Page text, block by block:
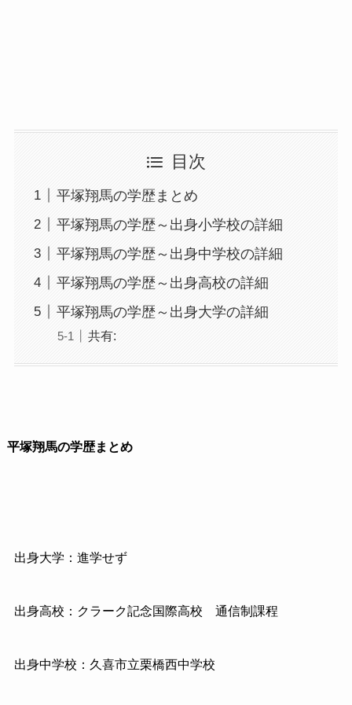
目次
平塚翔馬の学歴まとめ
平塚翔馬の学歴～出身小学校の詳細
平塚翔馬の学歴～出身中学校の詳細
平塚翔馬の学歴～出身高校の詳細
平塚翔馬の学歴～出身大学の詳細
共有:
平塚翔馬の学歴まとめ
出身大学：進学せず
出身高校：クラーク記念国際高校 通信制課程
出身中学校：久喜市立栗橋西中学校